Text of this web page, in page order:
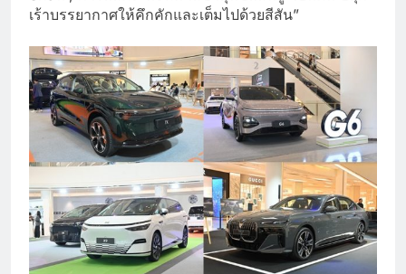
เร้าบรรยากาศให้คึกคักและเต็มไปด้วยสีสัน”